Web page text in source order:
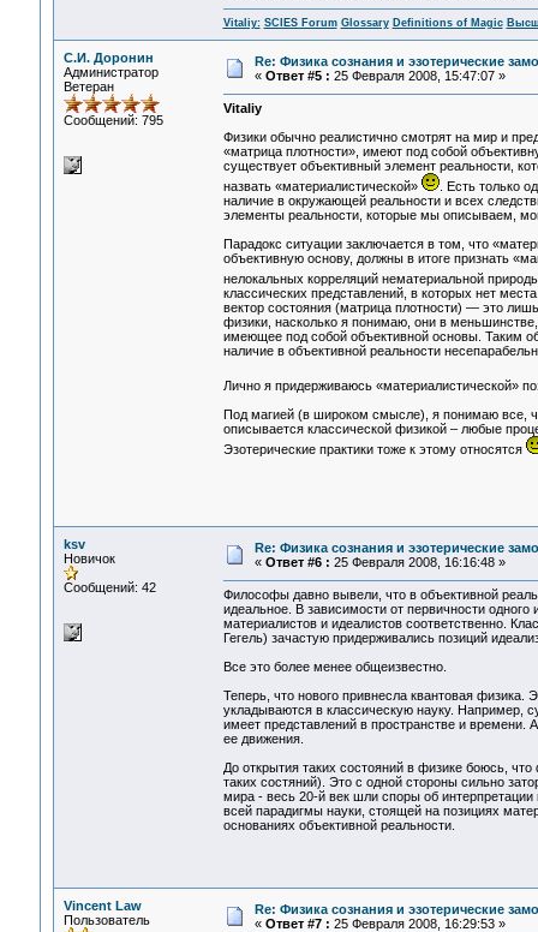
Vitaliy: SCIES Forum Glossary Definitions of Magic
С.И. Доронин
Администратор
Ветеран
Сообщений: 795
Re: Физика сознания и эзотерические
« Ответ #5 : 25 Февраля 2008, 15:47:07 »
Vitaliy
Физики обычно реалистично смотрят на мир и
«матрица плотности», имеют под собой
существует объективный элемент реальности,
назвать «материалистической»
. Есть только
наличие в окружающей реальности и всех
элементы реальности, которые мы описываем,
Парадокс ситуации заключается в том, что
объективную основу, должны в итоге признать
нелокальных корреляций нематериальной
классических представлений, в которых нет
вектор состояния (матрица плотности) — это
физики, насколько я понимаю, они в
имеющее под собой объективной основы. Таким
наличие в объективной реальности
Лично я придерживаюсь «материалистической»
Под магией (в широком смысле), я понимаю все,
описывается классической физикой – любые
Эзотерические практики тоже к этому относятся
ksv
Новичок
Сообщений: 42
Re: Физика сознания и эзотерические
« Ответ #6 : 25 Февраля 2008, 16:16:48 »
Философы давно вывели, что в объективной
идеальное. В зависимости от первичности
материалистов и идеалистов соответственно.
Гегель) зачастую придерживались позиций
Все это более менее общеизвестно.
Теперь, что нового привнесла квантовая физика.
укладываются в классическую науку. Например,
имеет представлений в пространстве и времени.
ее движения.
До открытия таких состояний в физике боюсь,
таких состяний). Это с одной стороны сильно
мира - весь 20-й век шли споры об
всей парадигмы науки, стоящей на позициях
основаниях объективной реальности.
Vincent Law
Пользователь
Re: Физика сознания и эзотерические
« Ответ #7 : 25 Февраля 2008, 16:29:53 »